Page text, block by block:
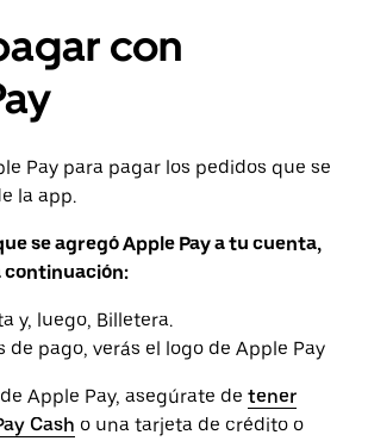
con
Pay para pagar los pedidos que se
la app.
se agregó Apple Pay a tu cuenta,
continuación:
y, luego, Billetera.
de pago, verás el logo de Apple Pay
Apple Pay, asegúrate de tener
Cash o una tarjeta de crédito o